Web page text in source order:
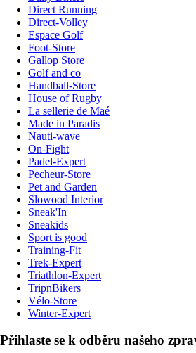
Direct Running
Direct-Volley
Espace Golf
Foot-Store
Gallop Store
Golf and co
Handball-Store
House of Rugby
La sellerie de Maé
Made in Paradis
Nauti-wave
On-Fight
Padel-Expert
Pecheur-Store
Pet and Garden
Slowood Interior
Sneak'In
Sneakids
Sport is good
Training-Fit
Trek-Expert
Triathlon-Expert
TripnBikers
Vélo-Store
Winter-Expert
Přihlaste se k odběru našeho